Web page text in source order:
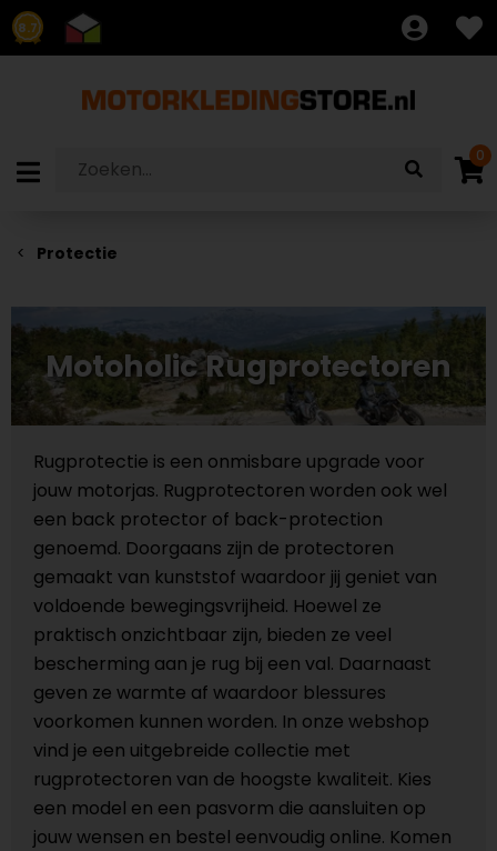
8.7
0
Protectie
Motoholic Rugprotectoren
Rugprotectie is een onmisbare upgrade voor
jouw motorjas. Rugprotectoren worden ook wel
een back protector of back-protection
genoemd. Doorgaans zijn de protectoren
gemaakt van kunststof waardoor jij geniet van
voldoende bewegingsvrijheid. Hoewel ze
praktisch onzichtbaar zijn, bieden ze veel
bescherming aan je rug bij een val. Daarnaast
geven ze warmte af waardoor blessures
voorkomen kunnen worden. In onze webshop
vind je een uitgebreide collectie met
rugprotectoren van de hoogste kwaliteit. Kies
een model en een pasvorm die aansluiten op
jouw wensen en bestel eenvoudig online. Komen